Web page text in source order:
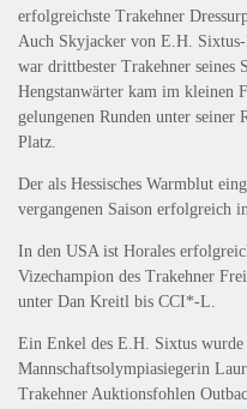
erfolgreichste Trakehner
Auch Skyjacker von E.H.
war drittbester Trakehner seines
Hengstanwärter kam im kleinen
gelungenen Runden unter seiner
Platz.
Der als Hessisches Warmblut
vergangenen Saison erfolgreich
In den USA ist Horales
Vizechampion des Trakehner
unter Dan Kreitl bis CCI*-L.
Ein Enkel des E.H. Sixtus wurde
Mannschaftsolympiasiegerin
Trakehner Auktionsfohlen